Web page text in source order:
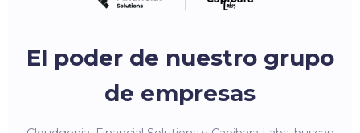
El poder de nuestro grupo
de empresas